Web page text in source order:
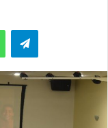
WhatsAppTelegram